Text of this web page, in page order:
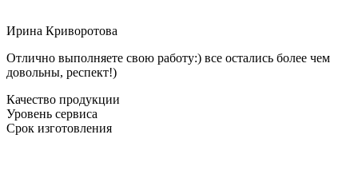
Ирина Криворотова
Отлично выполняете свою работу:) все остались более чем
довольны, респект!)
Качество продукции
Уровень сервиса
Срок изготовления